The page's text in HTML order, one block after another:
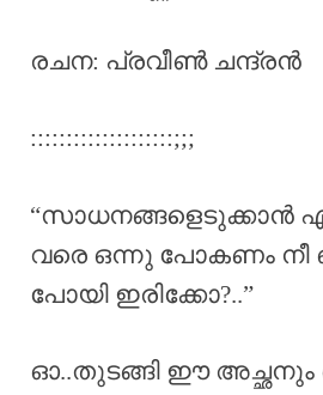
രചന: പ്രവീൺ ചന്ദ്രൻ
::::::::::::::::::::;;;
“സാധനങ്ങളെടുക്കാൻ
വരെ ഒന്നു പോകണം നീ
പോയി ഇരിക്കോ?..”
ഓ..തുടങ്ങി ഈ അച്ഛനും